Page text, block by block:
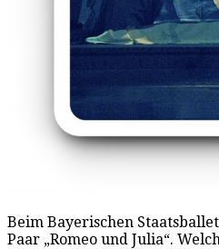
Beim Bayerischen
Paar „Romeo und Julia“.